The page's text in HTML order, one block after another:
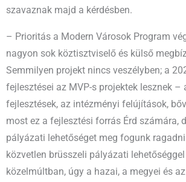
szavaznak majd a kérdésben.
– Prioritás a Modern Városok Program
nagyon sok köztisztviselő és külső
Semmilyen projekt nincs veszélyben; a
fejlesztései az MVP-s projektek lesznek –
fejlesztések, az intézményi felújítások,
most ez a fejlesztési forrás Érd számára,
pályázati lehetőséget meg fogunk
közvetlen brüsszeli pályázati
közelmúltban, úgy a hazai, a megyei és